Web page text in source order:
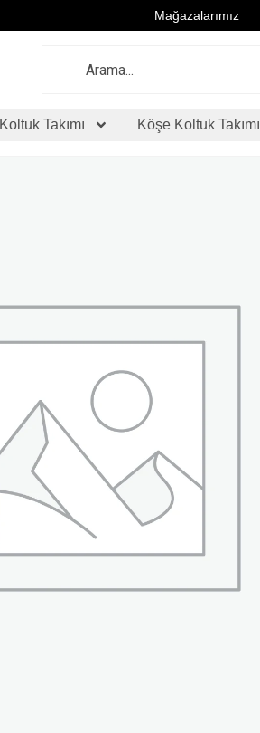
Mağazalarımız
Koltuk Takımı Köşe Koltuk Takımı